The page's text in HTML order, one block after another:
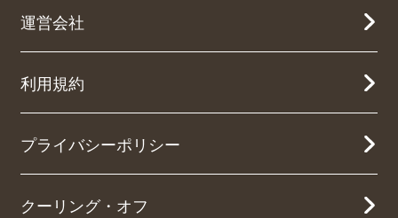
運営会社
利用規約
プライバシーポリシー
クーリング・オフ